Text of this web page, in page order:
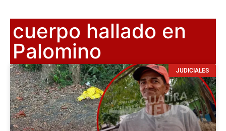
cuerpo hallado en
Palomino
JUDICIALES